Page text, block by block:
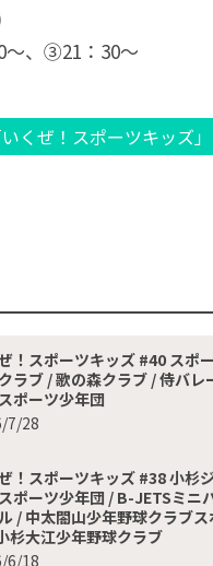
、③21：30〜
いくぜ！スポーツキッズ
！スポーツキッズ #40 スポ
ラブ / 歌の森クラブ / 侍バレ
ポーツ少年団
7/28
！スポーツキッズ #38 小杉
ポーツ少年団 / B-JETSミニ
/ 中太閤山少年野球クラブ
杉大江少年野球クラブ
6/18